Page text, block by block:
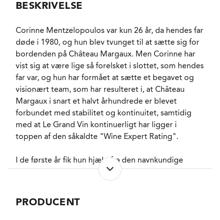
RESTSUKKER
1,5 g/l
FADLAGRET
Ja
LAGRING
16 måneder på nye
fade.
FORVENTET HOLDBARHED
15-20 år fra høståret.
SERVERINGS-TEMPERATUR
15 - 17°C
EMBALLAGETYPE
Trækasse OWC 6 fl.
FINE WINE
Ja
VARENR.
222936
NØGLEORD Solbær, Solbærblade
Hindbær, Viol
KARAKTERISTIKA
BESKRIVELSE
Corinne Mentzelopoulos var kun 26 år, da hendes far
døde i 1980, og hun blev tvunget til at sætte sig for
bordenden på Château Margaux. Men Corinne har
vist sig at være lige så forelsket i slottet, som hendes
far var, og hun har formået at sætte et begavet og
visionært team, som har resulteret i, at Château
Margaux i snart et halvt århundrede er blevet
forbundet med stabilitet og kontinuitet, samtidig
med at Le Grand Vin kontinuerligt har ligger i
toppen af den såkaldte "Wine Expert Rating".
I de første år fik hun hjælp fra den navnkundige
Emile Peynaud, men allerede i 1983 hentede han den
talentfulde Paul Pontallier ind i varmen. Han var
de to svingede i samme takt blev Paul i 1990
PRODUCENT